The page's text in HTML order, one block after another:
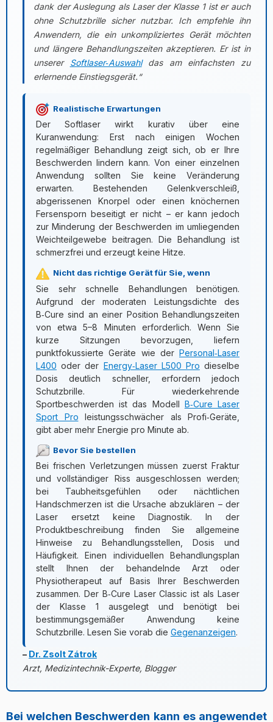
dank der Auslegung als Laser der Klasse 1 ist er auch
ohne Schutzbrille sicher nutzbar. Ich empfehle ihn
Anwendern, die ein unkompliziertes Gerät möchten
und längere Behandlungszeiten akzeptieren. Er ist in
unserer Softlaser‑Auswahldas am einfachsten zu
erlernende Einstiegsgerät.“
Realistische Erwartungen
Der Softlaser wirkt kurativ über eine
Kuranwendung: Erst nach einigen Wochen
regelmäßiger Behandlung zeigt sich, ob er Ihre
Beschwerden lindern kann. Von einer einzelnen
Anwendung sollten Sie keine Veränderung
erwarten. Bestehenden Gelenkverschleiß,
abgerissenen Knorpel oder einen knöchernen
Fersensporn beseitigt er nicht – er kann jedoch
zur Minderung der Beschwerden im umliegenden
Weichteilgewebe beitragen. Die Behandlung ist
schmerzfrei und erzeugt keine Hitze.
Nicht das richtige Gerät für Sie, wenn
Sie sehr schnelle Behandlungen benötigen.
Aufgrund der moderaten Leistungsdichte des
B‑Cure sind an einer Position Behandlungszeiten
von etwa 5–8 Minuten erforderlich. Wenn Sie
kurze Sitzungen bevorzugen, liefern
punktfokussierte Geräte wie der Personal‑Laser
L400 oder der Energy‑Laser L500 Pro dieselbe
Dosis deutlich schneller, erfordern jedoch
Schutzbrille. Für wiederkehrende
Sportbeschwerden ist das Modell B‑Cure Laser
Sport Pro leistungsschwächer als Profi‑Geräte,
gibt aber mehr Energie pro Minute ab.
Bevor Sie bestellen
Bei frischen Verletzungen müssen zuerst Fraktur
und vollständiger Riss ausgeschlossen werden;
bei Taubheitsgefühlen oder nächtlichen
Handschmerzen ist die Ursache abzuklären – der
Laser ersetzt keine Diagnostik. In der
Produktbeschreibung finden Sie allgemeine
Hinweise zu Behandlungsstellen, Dosis und
Häufigkeit. Einen individuellen Behandlungsplan
stellt Ihnen der behandelnde Arzt oder
Physiotherapeut auf Basis Ihrer Beschwerden
zusammen. Der B‑Cure Laser Classic ist als Laser
der Klasse 1 ausgelegt und benötigt bei
bestimmungsgemäßer Anwendung keine
Schutzbrille. Lesen Sie vorab die Gegenanzeigen.
– Dr. Zsolt Zátrok
Arzt, Medizintechnik-Experte, Blogger
Bei welchen Beschwerden kann es angewendet